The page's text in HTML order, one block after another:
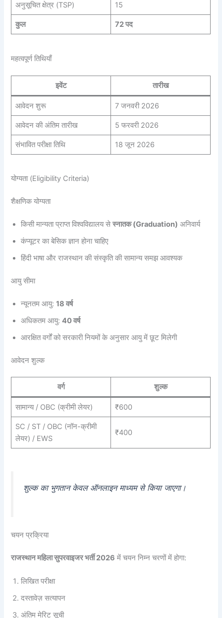
अनुसूचित क्षेत्र (TSP) 15
कुल 72 पद
महत्वपूर्ण तिथियाँ
इवेंट तारीख
आवेदन शुरू 7 जनवरी 2026
आवेदन की अंतिम तारीख 5 फरवरी 2026
संभावित परीक्षा तिथि 18 जून 2026
योग्यता (Eligibility Criteria)
शैक्षणिक योग्यता
किसी मान्यता प्राप्त विश्वविद्यालय सेस्नातक (Graduation) अनिवार्य
कंप्यूटर का बेसिक ज्ञान होना चाहिए
हिंदी भाषा और राजस्थान की संस्कृति की सामान्य समझ आवश्यक
आयु सीमा
न्यूनतम आयु:18 वर्ष
अधिकतम आयु:40 वर्ष
आरक्षित वर्गों को सरकारी नियमों के अनुसार आयु में छूट मिलेगी
आवेदन शुल्क
वर्ग शुल्क
सामान्य / OBC (क्रीमी लेयर) ₹600
SC / ST / OBC (नॉन-क्रीमी
लेयर) / EWS
₹400
शुल्क का भुगतान केवल ऑनलाइन माध्यम से किया जाएगा।
चयन प्रक्रिया
राजस्थान महिला सुपरवाइजर भर्ती 2026 में चयन निम्न चरणों में होगा:
लिखित परीक्षा
दस्तावेज़ सत्यापन
अंतिम मेरिट सूची